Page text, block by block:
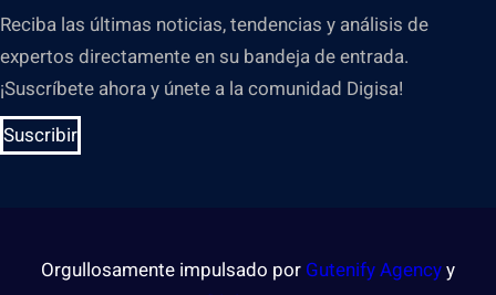
Reciba las últimas noticias, tendencias y análisis de
expertos directamente en su bandeja de entrada.
¡Suscríbete ahora y únete a la comunidad Digisa!
Suscribir
Orgullosamente impulsado por Gutenify Agencyy